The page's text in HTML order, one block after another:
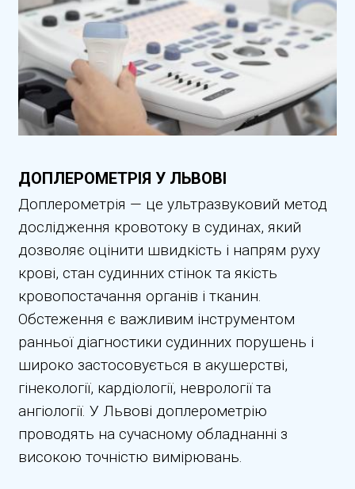
ДОПЛЕРОМЕТРІЯ У ЛЬВОВІ
Доплерометрія — це ультразвуковий метод
дослідження кровотоку в судинах, який
дозволяє оцінити швидкість і напрям руху
крові, стан судинних стінок та якість
кровопостачання органів і тканин.
Обстеження є важливим інструментом
ранньої діагностики судинних порушень і
широко застосовується в акушерстві,
гінекології, кардіології, неврології та
ангіології. У Львові доплерометрію
проводять на сучасному обладнанні з
високою точністю вимірювань.